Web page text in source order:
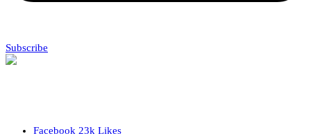
Subscribe
Facebook 23k Likes